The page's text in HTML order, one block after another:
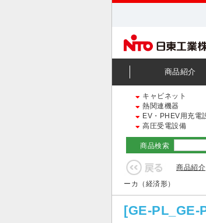
商品紹介
キャビネット
熱関連機器
EV・PHEV用充電
高圧受電設備
商品検索
商品紹介
ーカ（経済形）
[GE-PL_GE-